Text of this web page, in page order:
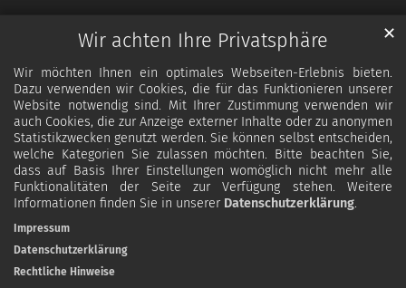
Wir achten Ihre Privatsphäre
Wir möchten Ihnen ein optimales Webseiten-Erlebnis bieten.
Dazu verwenden wir Cookies, die für das Funktionieren unserer
Website notwendig sind. Mit Ihrer Zustimmung verwenden wir
auch Cookies, die zur Anzeige externer Inhalte oder zu anonymen
Statistikzwecken genutzt werden. Sie können selbst entscheiden,
welche Kategorien Sie zulassen möchten. Bitte beachten Sie,
dass auf Basis Ihrer Einstellungen womöglich nicht mehr alle
Funktionalitäten der Seite zur Verfügung stehen. Weitere
Informationen finden Sie in unserer Datenschutzerklärung.
✕
Impressum
Datenschutzerklärung
Rechtliche Hinweise